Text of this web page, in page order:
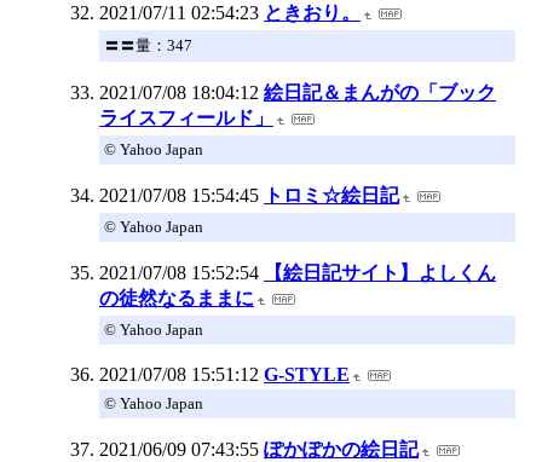
2021/07/11 02:54:23 ときおり。
〓〓量：347
2021/07/08 18:04:12 絵日記＆まんがの「ブック
ライスフィールド」
© Yahoo Japan
2021/07/08 15:54:45 トロミ☆絵日記
© Yahoo Japan
2021/07/08 15:52:54
【絵日記サイト】よしくん
の徒然なるままに
© Yahoo Japan
2021/07/08 15:51:12 G-STYLE
© Yahoo Japan
2021/06/09 07:43:55 ぽかぽかの絵日記